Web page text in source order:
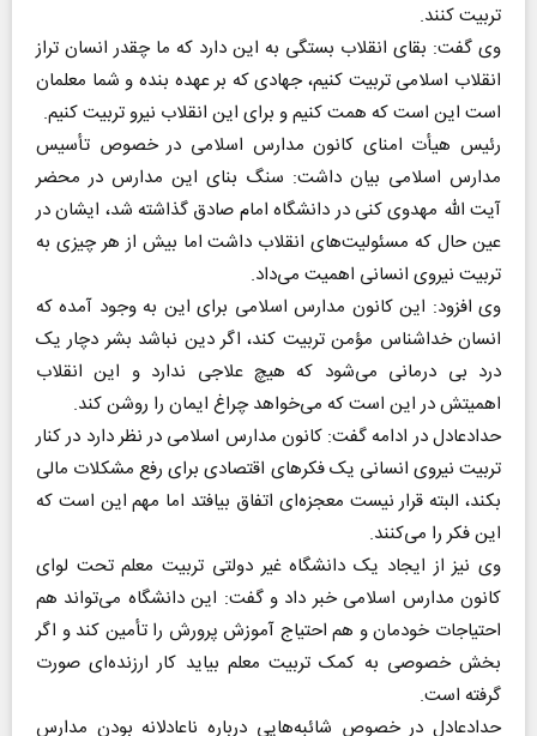
تربیت کنند.
وی گفت: بقای انقلاب بستگی به این دارد که ما چقدر انسان تراز
انقلاب اسلامی تربیت کنیم، جهادی که بر عهده بنده و شما معلمان
است این است که همت کنیم و برای این انقلاب نیرو تربیت کنیم.
رئیس هیأت امنای کانون مدارس اسلامی در خصوص تأسیس
مدارس اسلامی بیان داشت: سنگ بنای این مدارس در محضر
آیت الله مهدوی کنی در دانشگاه امام صادق گذاشته شد، ایشان در
عین حال که مسئولیت‌های انقلاب داشت اما بیش از هر چیزی به
تربیت نیروی انسانی اهمیت می‌داد.
وی افزود: این کانون مدارس اسلامی برای این به وجود آمده که
انسان خداشناس مؤمن تربیت کند، اگر دین نباشد بشر دچار یک
درد بی درمانی می‌شود که هیچ علاجی ندارد و این انقلاب
اهمیتش در این است که می‌خواهد چراغ ایمان را روشن کند.
حدادعادل در ادامه گفت: کانون مدارس اسلامی در نظر دارد در کنار
تربیت نیروی انسانی یک فکرهای اقتصادی برای رفع مشکلات مالی
بکند، البته قرار نیست معجزه‌ای اتفاق بیافتد اما مهم این است که
این فکر را می‌کنند.
وی نیز از ایجاد یک دانشگاه غیر دولتی تربیت معلم تحت لوای
کانون مدارس اسلامی خبر داد و گفت: این دانشگاه می‌تواند هم
احتیاجات خودمان و هم احتیاج آموزش پرورش را تأمین کند و اگر
بخش خصوصی به کمک تربیت معلم بیاید کار ارزنده‌ای صورت
گرفته است.
حدادعادل در خصوص شائبه‌هایی درباره ناعادلانه بودن مدارس